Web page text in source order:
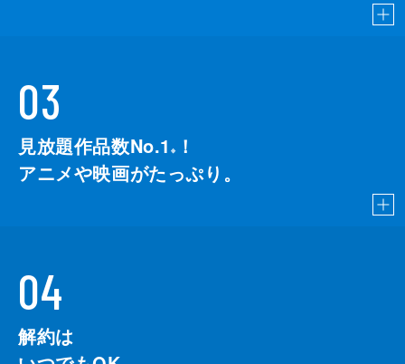
03
見放題作品数No.1 ※
！
アニメや映画がたっぷり。
04
解約は